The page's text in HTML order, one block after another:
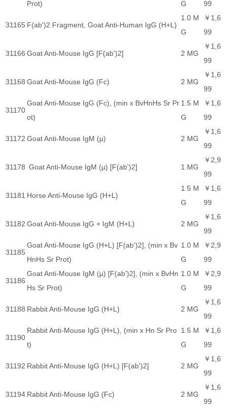
Prot)
G
99
31165 F(ab')2 Fragment, Goat Anti-Human IgG (H+L)
1.0 M
G
￥1,6
99
31166 Goat Anti-Mouse IgG [F(ab')2] 2 MG
￥1,6
99
31168 Goat Anti-Mouse IgG (Fc) 2 MG
￥1,6
99
31170
Goat Anti-Mouse IgG (Fc), (min x BvHnHs Sr Pr
ot)
1.5 M
G
￥1,6
99
31172 Goat Anti-Mouse IgM (µ) 2 MG
￥1,6
99
31178 Goat Anti-Mouse IgM (µ) [F(ab')2] 1 MG
￥2,9
99
31181 Horse Anti-Mouse IgG (H+L)
1.5 M
G
￥1,6
99
31182 Goat Anti-Mouse IgG + IgM (H+L) 2 MG
￥1,6
99
31185
Goat Anti-Mouse IgG (H+L) [F(ab')2], (min x Bv
HnHs Sr Prot)
1.0 M
G
￥2,9
99
31186
Goat Anti-Mouse IgM (µ) [F(ab')2], (min x BvHn
Hs Sr Prot)
1.0 M
G
￥2,9
99
31188 Rabbit Anti-Mouse IgG (H+L) 2 MG
￥1,6
99
31190
Rabbit Anti-Mouse IgG (H+L), (min x Hn Sr Pro
t)
1.5 M
G
￥1,6
99
31192 Rabbit Anti-Mouse IgG (H+L) [F(ab')2] 2 MG
￥1,6
99
31194 Rabbit Anti-Mouse IgG (Fc) 2 MG
￥1,6
99